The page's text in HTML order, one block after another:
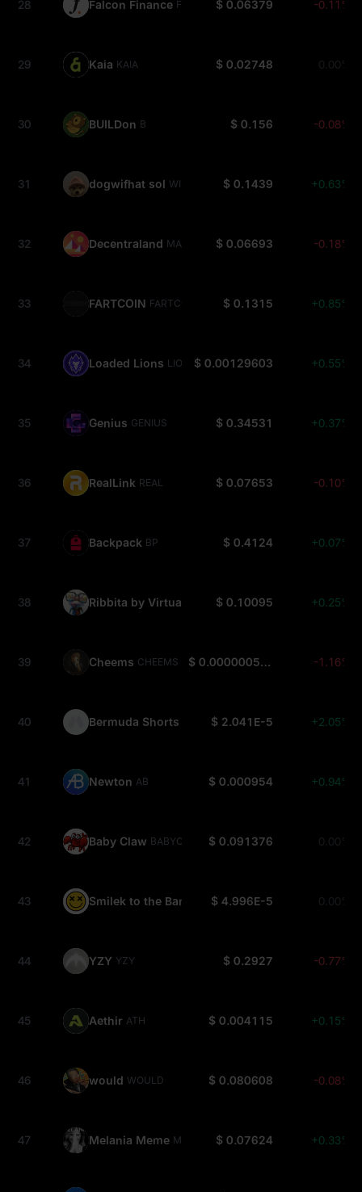
28 Falcon Finance FF $ 0.06379 -0.11%
29 Kaia KAIA $ 0.02748 0.00%
30 BUILDon B $ 0.156 -0.08%
31 dogwifhat sol WIF $ 0.1439 +0.63%
32 Decentraland MANA $ 0.06693 -0.18%
33 FARTCOIN FARTCOIN $ 0.1315 +0.85%
34 Loaded Lions LION $ 0.00129603 +0.55%
35 Genius GENIUS $ 0.34531 +0.37%
36 RealLink REAL $ 0.07653 -0.10%
37 Backpack BP $ 0.4124 +0.07%
38 Ribbita by Virtuals TIBBIR$ 0.10095 +0.25%
39 Cheems CHEEMS $ 0.0000005189 -1.16%
40 Bermuda Shorts SHORT$ 2.041E-5 +2.05%
41 Newton AB $ 0.000954 +0.94%
42 Baby Claw BABYCLAW $ 0.091376 0.00%
43 Smilek to the Bank SMILEK
$ 4.996E-5 0.00%
44 YZY YZY $ 0.2927 -0.77%
45 Aethir ATH $ 0.004115 +0.15%
46 would WOULD $ 0.080608 -0.08%
47 Melania Meme MELANIA $ 0.07624 +0.33%